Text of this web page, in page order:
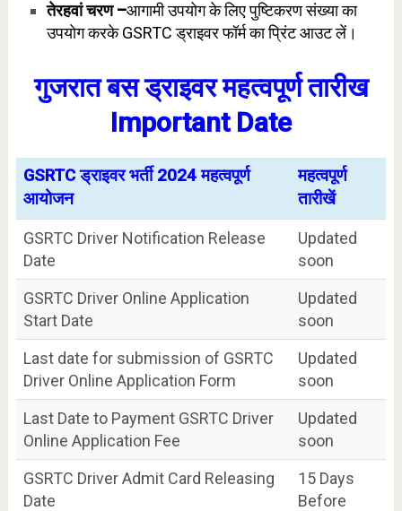
तेरहवांचरण –आगामी उपयोग के लिए पुष्टिकरण संख्या का
उपयोग करके GSRTC ड्राइवर फॉर्म का प्रिंट आउट लें।
गुजरात बस ड्राइवर महत्वपूर्ण तारीख
Important Date
GSRTC ड्राइवर भर्ती 2024 महत्वपूर्ण
आयोजन
महत्वपूर्ण
तारीखें
GSRTC Driver Notification Release
Date
Updated
soon
GSRTC Driver Online Application
Start Date
Updated
soon
Last date for submission of GSRTC
Driver Online Application Form
Updated
soon
Last Date to Payment GSRTC Driver
Online Application Fee
Updated
soon
GSRTC Driver Admit Card Releasing
Date
15 Days
Before